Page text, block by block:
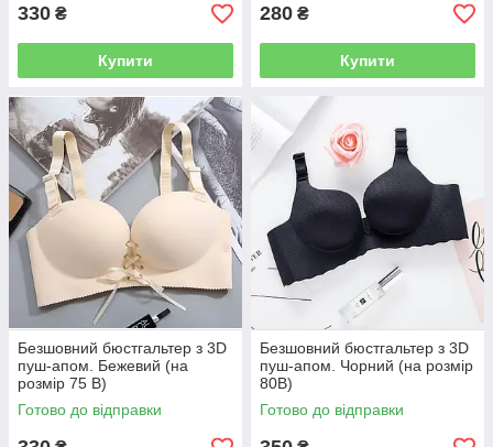
330 ₴
Купити
280 ₴
Купити
Безшовний бюстгальтер з 3D
пуш-апом. Бежевий (на
розмір 75 B)
Готово до відправки
Безшовний бюстгальтер з 3D
пуш-апом. Чорний (на розмір
80В)
Готово до відправки